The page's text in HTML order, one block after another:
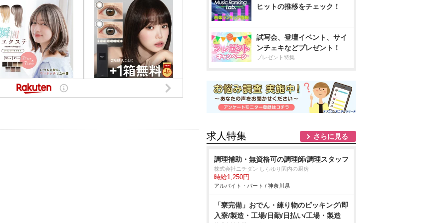
ヒットの推移をチェック！
試写会、登壇イベント、サイ
ンチェキなどプレゼント！
プレゼント特集
求人特集 さらに見る
調理補助・無資格可の調理師/調理スタッフ
株式会社ニチダン しらゆり園内の厨房
時給1,250円
アルバイト・パート / 神奈川県
「寮完備」おでん・練り物のピッキング/即
入寮/製造・工場/日勤/日払い/工場・製造